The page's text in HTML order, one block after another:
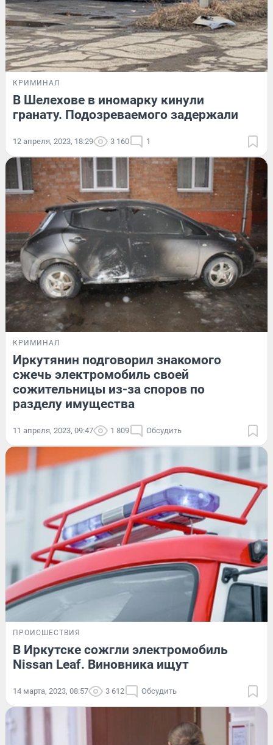
КРИМИНАЛ
В Шелехове в иномарку кинули
гранату. Подозреваемого задержали
12 апреля, 2023, 18:29 3 160 1
КРИМИНАЛ
Иркутянин подговорил знакомого
сжечь электромобиль своей
сожительницы из-за споров по
разделу имущества
11 апреля, 2023, 09:47 1 809 Обсудить
ПРОИСШЕСТВИЯ
В Иркутске сожгли электромобиль
Nissan Leaf. Виновника ищут
14 марта, 2023, 08:57 3 612 Обсудить